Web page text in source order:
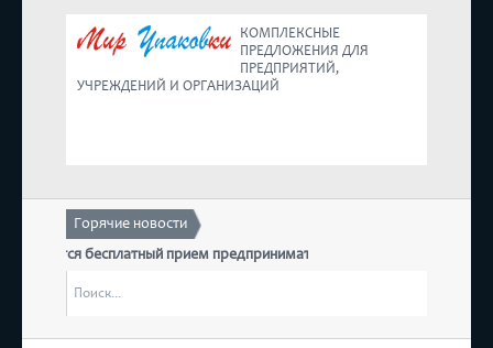
КОМПЛЕКСНЫЕ
ПРЕДЛОЖЕНИЯ ДЛЯ
ПРЕДПРИЯТИЙ,
УЧРЕЖДЕНИЙ И ОРГАНИЗАЦИЙ
Горячие новости
бесплатный прием предпринимателей
“Дни Ассамблеи женщин-руководителей в Татарстане”
4